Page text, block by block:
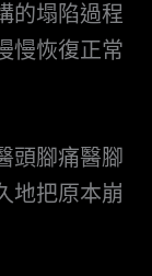
的塌陷過程
慢恢復正常
頭腳痛醫腳
地把原本崩